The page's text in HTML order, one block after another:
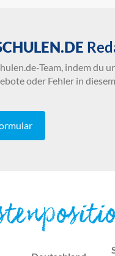
Team, indem du
oder Fehler in